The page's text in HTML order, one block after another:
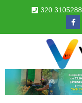
320 3105288